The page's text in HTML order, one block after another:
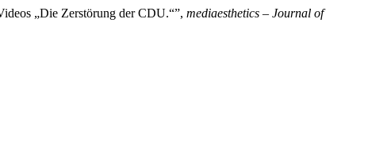
„Die Zerstörung der CDU.“”, mediaesthetics – Journal of